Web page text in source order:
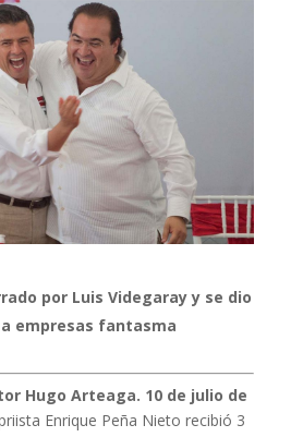
por Luis Videgaray y se dio
empresas fantasma
Hugo Arteaga. 10 de julio de
Enrique Peña Nieto recibió 3